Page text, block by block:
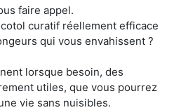
faire appel.
curatif réellement efficace
qui vous envahissent ?
lorsque besoin, des
utiles, que vous pourrez
vie sans nuisibles.